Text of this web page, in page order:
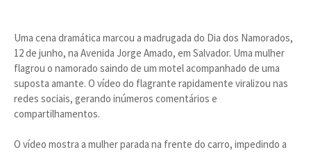
Uma cena dramática marcou a madrugada do Dia dos Namorados,
12 de junho, na Avenida Jorge Amado, em Salvador. Uma mulher
flagrou o namorado saindo de um motel acompanhado de uma
suposta amante. O vídeo do flagrante rapidamente viralizou nas
redes sociais, gerando inúmeros comentários e
compartilhamentos.
O vídeo mostra a mulher parada na frente do carro, impedindo a